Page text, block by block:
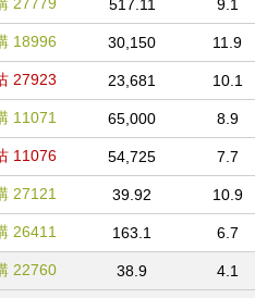
517.11 9.1
18996 30,150 11.9
27923 23,681 10.1
11071 65,000 8.9
11076 54,725 7.7
27121 39.92 10.9
26411 163.1 6.7
22760 38.9 4.1